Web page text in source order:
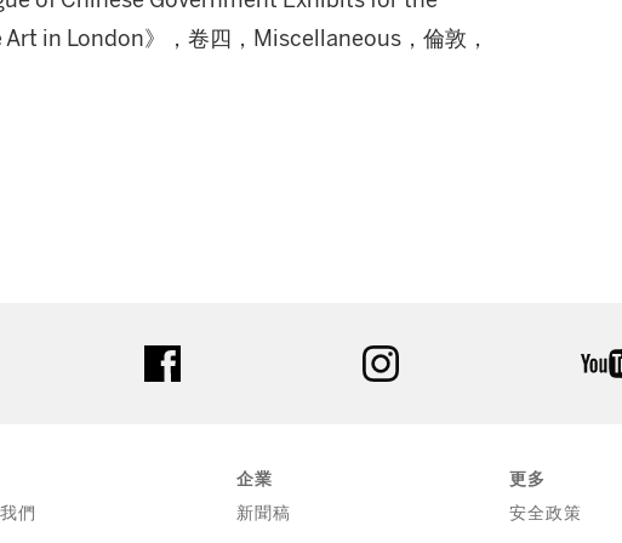
in London》，卷四，Miscellaneous，倫敦，
instagram
們
企業
新聞稿
更多
安全政策